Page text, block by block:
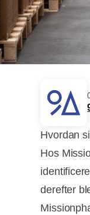
Hvordan
Hos
derefter